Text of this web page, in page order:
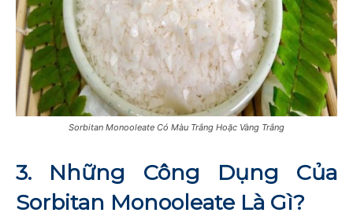
Sorbitan Monooleate Có Màu Trắng Hoặc Vàng Trắng
3. Những Công Dụng Của
Sorbitan Monooleate Là Gì?